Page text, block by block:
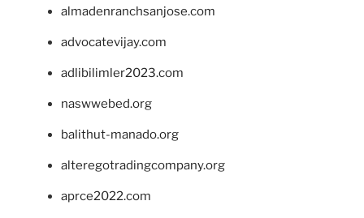
almadenranchsanjose.com
advocatevijay.com
adlibilimler2023.com
naswwebed.org
balithut-manado.org
alteregotradingcompany.org
aprce2022.com